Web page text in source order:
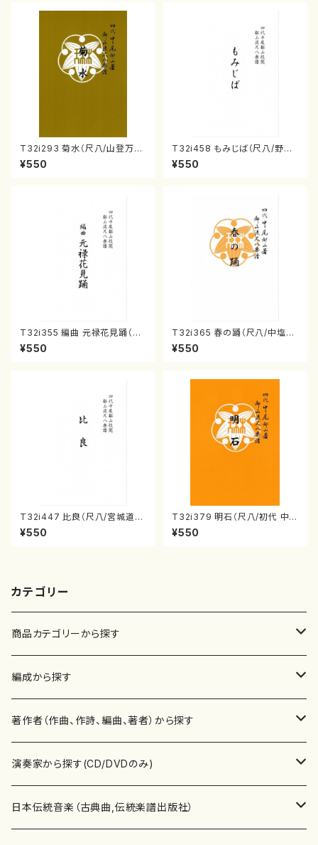
T32i293 菊水（尺八/山登万
和/楽譜）都山流公刊楽譜曲番:1
148
¥550
T32i458 もみじば（尺八/野村
正峰/楽譜）都山流公刊楽譜曲
番:2166
¥550
T32i355 編曲 元禄花見踊（尺
八/ 坂本勉/楽譜）都山流公刊楽
譜曲番:2059
¥550
T32i365 春の踊（尺八/中塩幸
祐/楽譜）都山流公刊楽譜曲番:2
070
¥550
T32i447 比良（尺八/宮城道
雄/楽譜）都山流公刊楽譜曲番2
154
¥550
T32i379 明石（尺八/初代 中
村双葉/楽譜）都山流公刊楽譜曲
番:2084
¥550
カテゴリー
商品カテゴリーから探す
楽譜
書籍
書籍
テキストブック
CD・DVD
チケット
編成から探す
邦楽器
箏・琴（ソロ）
箏・琴（合奏）
合唱
混声合唱
歌・声
著作者（作曲、作詩、編曲、著者）から探す
あ行
青木省三(アオキ ショウゾウ)
か行
演奏家から探す(CD/DVDのみ)
邦楽（箏、三味線、尺八等）演奏家
日本伝統音楽（古典曲,伝統楽譜出版社）